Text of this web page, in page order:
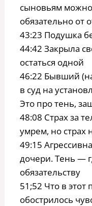
сыновьям можно
обязательно от
43:23 Подушка
44:42 Закрыла
остаться одной
46:22 Бывший
в суд на
Это про тень,
48:08 Страх за
умрем, но страх
49:15
дочери. Тень —
обязательству
51;52 Что в этот
обострилось